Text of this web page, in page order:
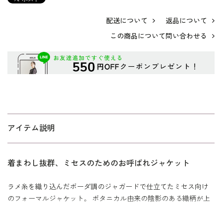
配送について
返品について
この商品について問い合わせる
アイテム説明
着まわし抜群、ミセスのためのお呼ばれジャケット
ラメ糸を織り込んだボーダ調のジャガードで仕立てたミセス向け
のフォーマルジャケット。 ボタニカル由来の陰影のある織柄が上